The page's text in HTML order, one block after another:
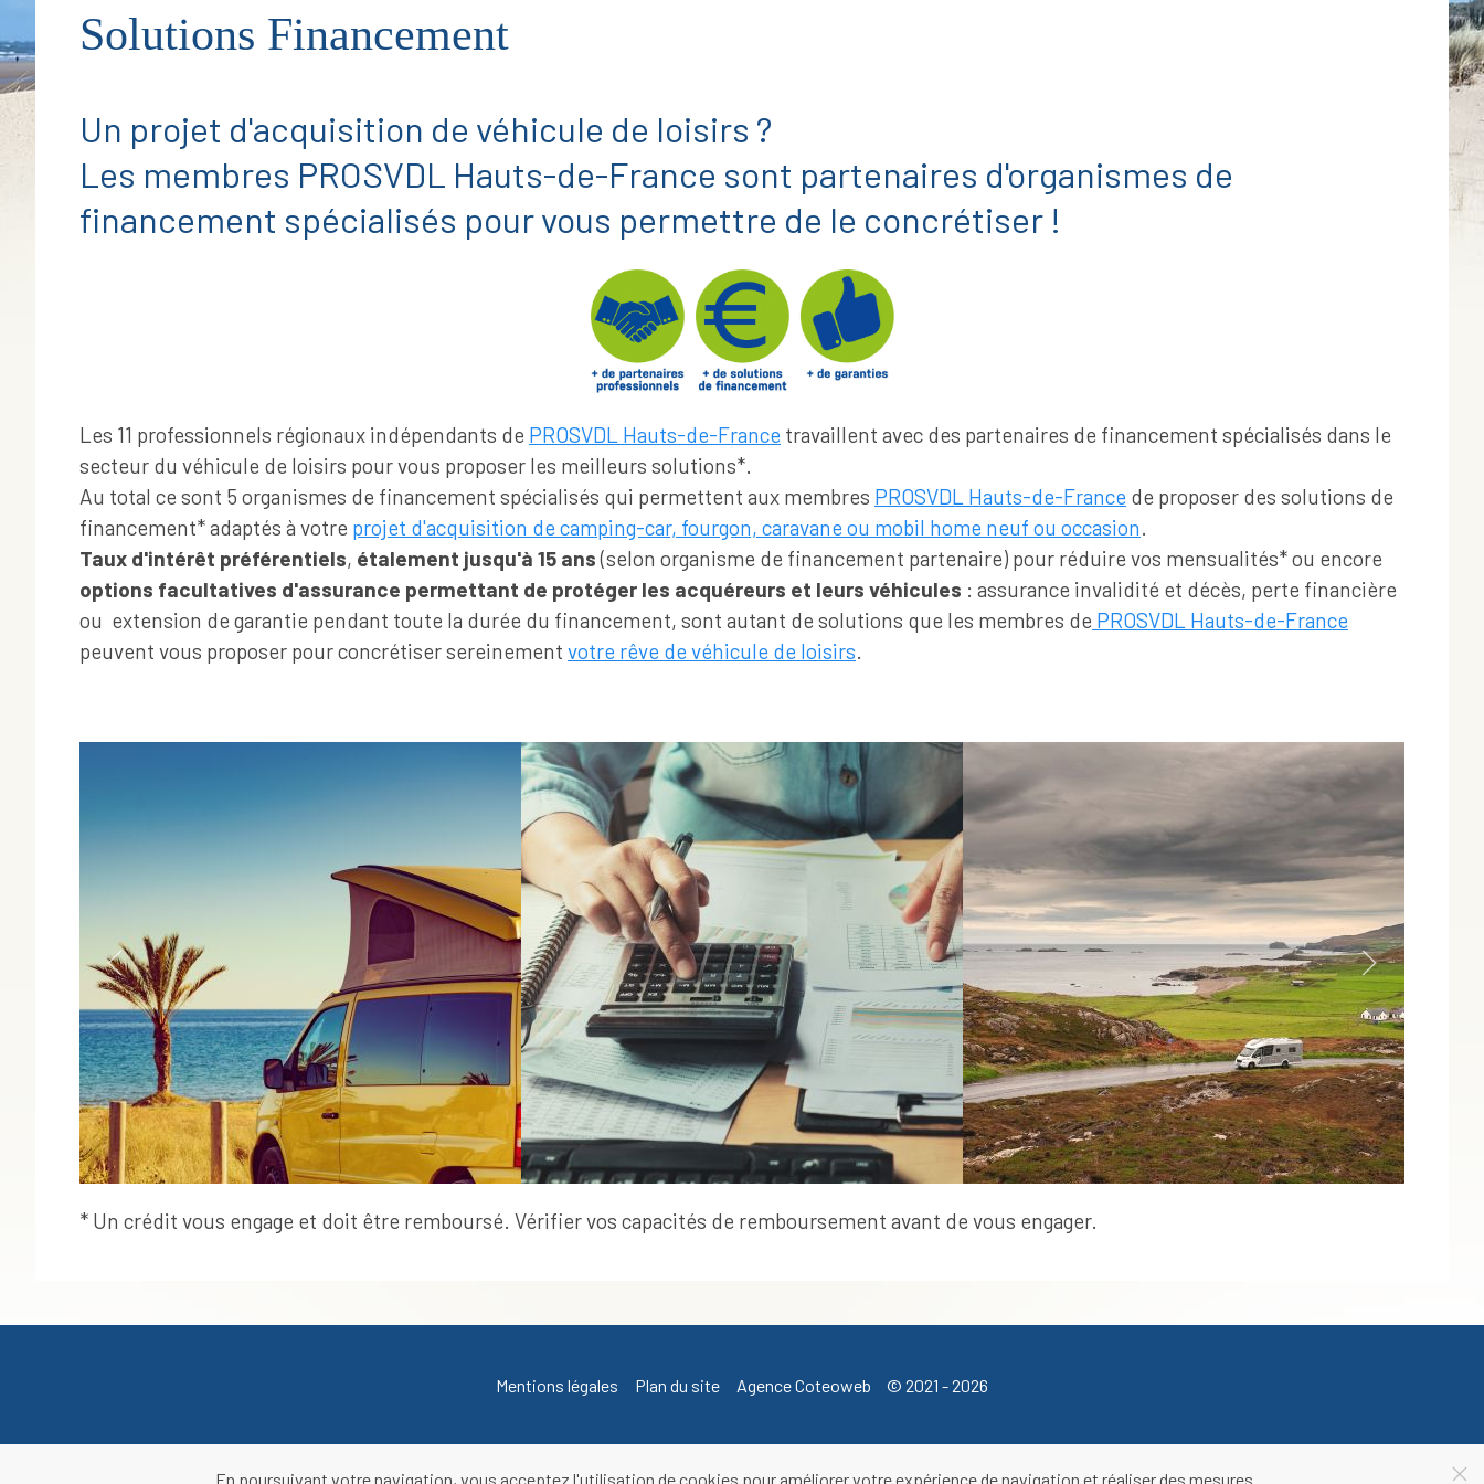
Solutions Financement
Un projet d'acquisition de véhicule de loisirs ?
Les membres PROSVDL Hauts-de-France sont partenaires d'organismes de
financement spécialisés pour vous permettre de le concrétiser !
Les 11 professionnels régionaux indépendants de PROSVDL Hauts-de-France travaillent avec des partenaires de financement spécialisés dans le
secteur du véhicule de loisirs pour vous proposer les meilleurs solutions*.
Au total ce sont 5 organismes de financement spécialisés qui permettent aux membres PROSVDL Hauts-de-France de proposer des solutions de
financement* adaptés à votre projet d'acquisition de camping-car, fourgon, caravane ou mobil home neuf ou occasion.
Taux d'intérêt préférentiels, étalement jusqu'à 15 ans(selon organisme de financement partenaire) pour réduire vos mensualités* ou encore
options facultatives d'assurance permettant de protéger les acquéreurs et leurs véhicules : assurance invalidité et décès, perte financière
ou extension de garantie pendant toute la durée du financement, sont autant de solutions que les membres de PROSVDL Hauts-de-France
peuvent vous proposer pour concrétiser sereinement votre rêve de véhicule de loisirs.
* Un crédit vous engage et doit être remboursé. Vérifier vos capacités de remboursement avant de vous engager.
Mentions légales Plan du site Agence Coteoweb © 2021 - 2026
En poursuivant votre navigation, vous acceptez l'utilisation de cookies pour améliorer votre expérience de navigation et réaliser des mesures